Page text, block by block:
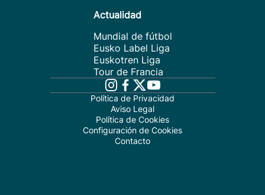
Actualidad
Mundial de fútbol
Eusko Label Liga
Euskotren Liga
Tour de Francia
Política de Privacidad
Aviso Legal
Política de Cookies
Configuración de Cookies
Contacto